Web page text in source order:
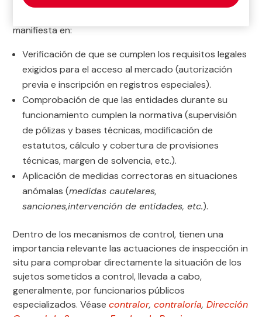
manifiesta en:
Verificación de que se cumplen los requisitos legales
exigidos para el acceso al mercado (autorización
previa e inscripción en registros especiales).
Comprobación de que las entidades durante su
funcionamiento cumplen la normativa (supervisión
de pólizas y bases técnicas, modificación de
estatutos, cálculo y cobertura de provisiones
técnicas, margen de solvencia, etc.).
Aplicación de medidas correctoras en situaciones
anómalas (medidas cautelares,
sanciones,intervención de entidades, etc.).
Dentro de los mecanismos de control, tienen una
importancia relevante las actuaciones de inspección in
situ para comprobar directamente la situación de los
sujetos sometidos a control, llevada a cabo,
generalmente, por funcionarios públicos
especializados. Véasecontralor,contraloría,Dirección